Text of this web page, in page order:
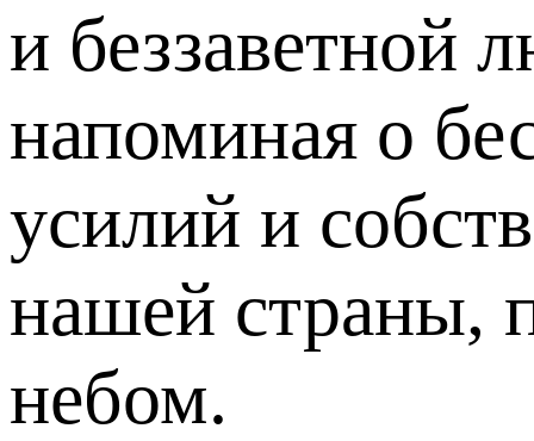
и беззаветной
напоминая о
усилий и
нашей страны,
небом.